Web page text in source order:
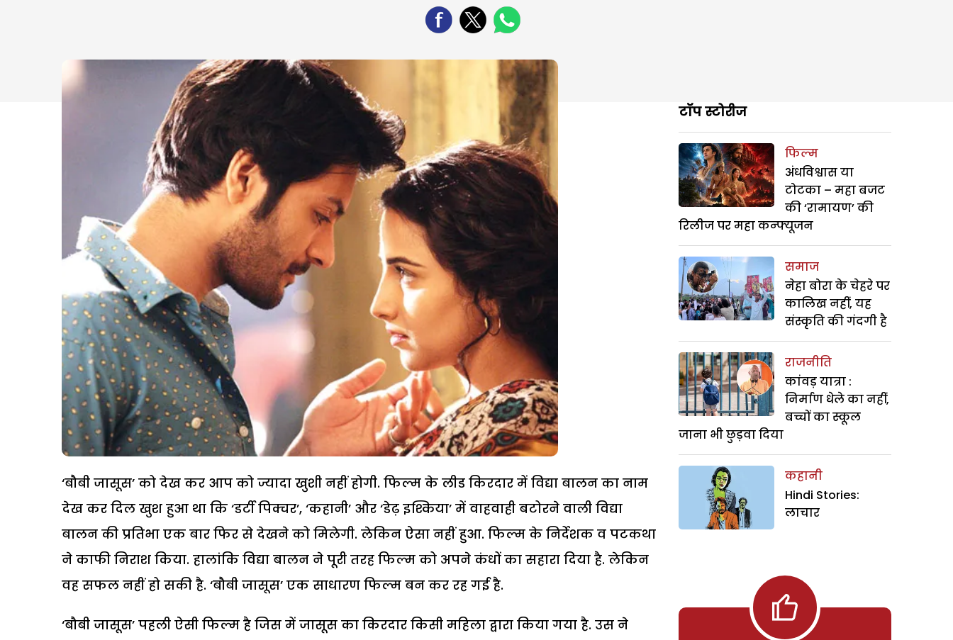
‘बौबी जासूस’ को देख कर आप को ज्यादा खुशी नहीं होगी. फिल्म के लीड किरदार में विद्या बालन का नाम
देख कर दिल खुश हुआ था कि ‘डर्टी पिक्चर’, ‘कहानी’ और ‘डेढ़ इश्किया’ में वाहवाही बटोरने वाली विद्या
बालन की प्रतिभा एक बार फिर से देखने को मिलेगी. लेकिन ऐसा नहीं हुआ. फिल्म के निर्देशक व पटकथा
ने काफी निराश किया. हालांकि विद्या बालन ने पूरी तरह फिल्म को अपने कंधों का सहारा दिया है. लेकिन
वह सफल नहीं हो सकी है. ‘बौबी जासूस’ एक साधारण फिल्म बन कर रह गई है.
‘बौबी जासूस’ पहली ऐसी फिल्म है जिस में जासूस का किरदार किसी महिला द्वारा किया गया है. उस ने
टॉप स्टोरीज
फिल्म
अंधविश्वास या
टोटका – महा बजट
की ‘रामायण’ की
रिलीज पर महा कन्फ्यूजन
समाज
नेहा बोरा के चेहरे पर
कालिख नहीं, यह
संस्कृति की गंदगी है
राजनीति
कांवड़ यात्रा :
निर्माण धेले का नहीं,
बच्चों का स्कूल
जाना भी छुड़वा दिया
कहानी
Hindi Stories:
लाचार